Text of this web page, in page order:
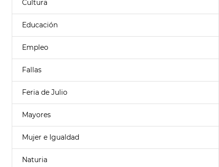
Cultura
Educación
Empleo
Fallas
Feria de Julio
Mayores
Mujer e Igualdad
Naturia